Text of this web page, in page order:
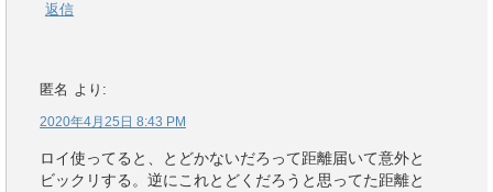
返信
匿名 より:
2020年4月25日 8:43 PM
ロイ使ってると、とどかないだろって距離届いて意外と
ビックリする。逆にこれとどくだろうと思ってた距離と